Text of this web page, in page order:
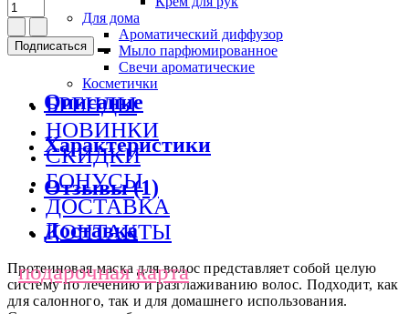
Для дома
Ароматический диффузор
Мыло парфюмированное
Свечи ароматические
Косметички
БРЕНДЫ
НОВИНКИ
СКИДКИ
БОНУСЫ
ДОСТАВКА
КОНТАКТЫ
подарочная карта
Подписаться
Описание
Характеристики
Отзывы (1)
Доставка
Протеиновая маска для волос представляет собой целую
систему по лечению и разглаживанию волос. Подходит, как
для салонного, так и для домашнего использования.